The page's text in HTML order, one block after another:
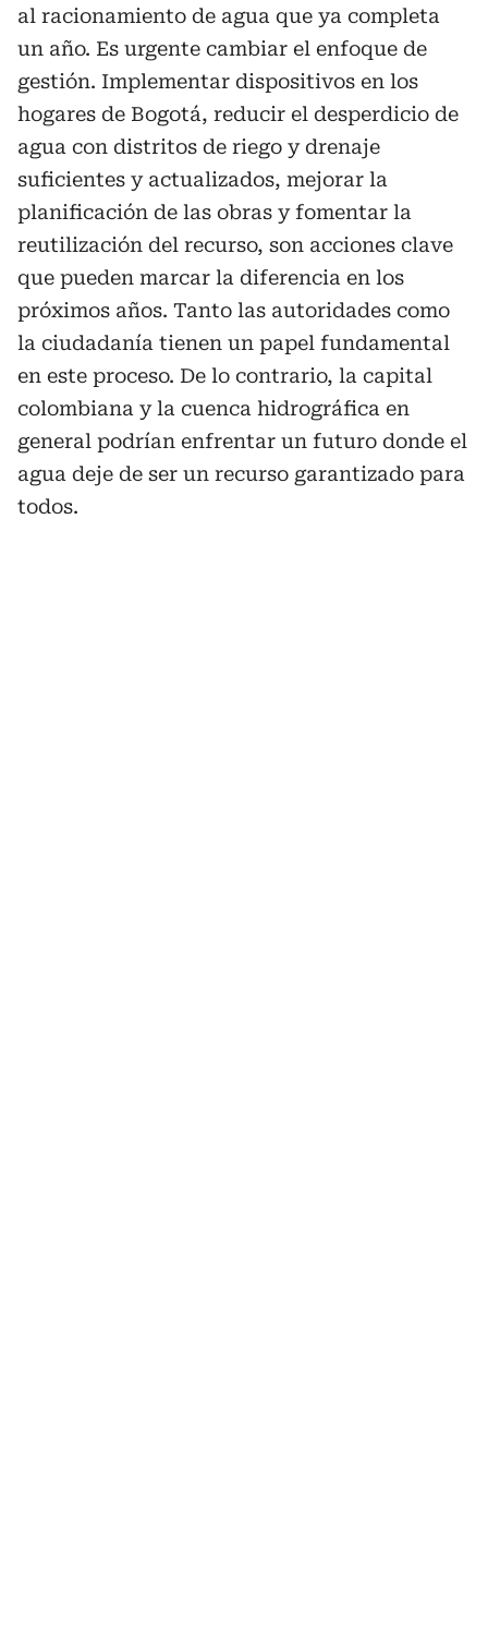
al racionamiento de agua que ya completa
un año. Es urgente cambiar el enfoque de
gestión. Implementar dispositivos en los
hogares de Bogotá, reducir el desperdicio de
agua con distritos de riego y drenaje
suficientes y actualizados, mejorar la
planificación de las obras y fomentar la
reutilización del recurso, son acciones clave
que pueden marcar la diferencia en los
próximos años. Tanto las autoridades como
la ciudadanía tienen un papel fundamental
en este proceso. De lo contrario, la capital
colombiana y la cuenca hidrográfica en
general podrían enfrentar un futuro donde el
agua deje de ser un recurso garantizado para
todos.